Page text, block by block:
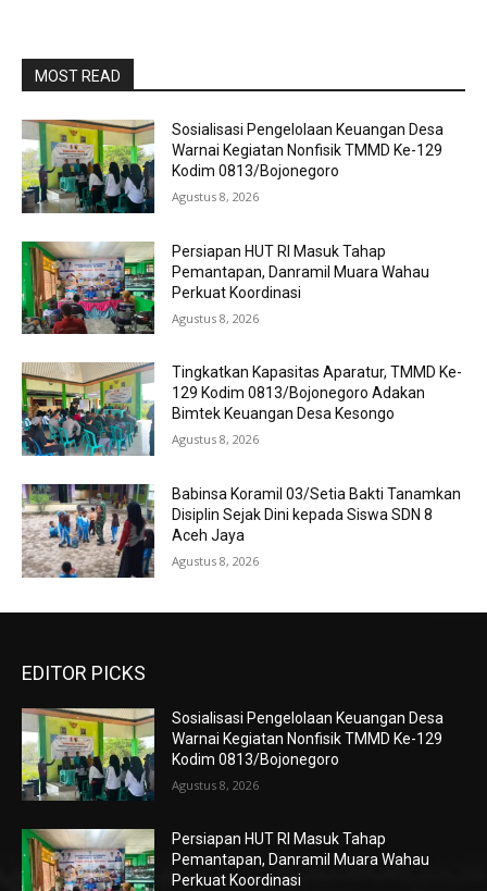
MOST READ
Sosialisasi Pengelolaan Keuangan Desa
Warnai Kegiatan Nonfisik TMMD Ke-129
Kodim 0813/Bojonegoro
Agustus 8, 2026
Persiapan HUT RI Masuk Tahap
Pemantapan, Danramil Muara Wahau
Perkuat Koordinasi
Agustus 8, 2026
Tingkatkan Kapasitas Aparatur, TMMD Ke-
129 Kodim 0813/Bojonegoro Adakan
Bimtek Keuangan Desa Kesongo
Agustus 8, 2026
Babinsa Koramil 03/Setia Bakti Tanamkan
Disiplin Sejak Dini kepada Siswa SDN 8
Aceh Jaya
Agustus 8, 2026
EDITOR PICKS
Sosialisasi Pengelolaan Keuangan Desa
Warnai Kegiatan Nonfisik TMMD Ke-129
Kodim 0813/Bojonegoro
Agustus 8, 2026
Persiapan HUT RI Masuk Tahap
Pemantapan, Danramil Muara Wahau
Perkuat Koordinasi